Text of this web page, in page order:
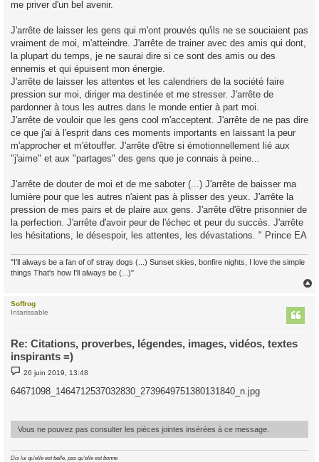
me priver d'un bel avenir.
J'arrête de laisser les gens qui m'ont prouvés qu'ils ne se souciaient pas
vraiment de moi, m'atteindre. J'arrête de trainer avec des amis qui dont,
la plupart du temps, je ne saurai dire si ce sont des amis ou des
ennemis et qui épuisent mon énergie.
J'arrête de laisser les attentes et les calendriers de la société faire
pression sur moi, diriger ma destinée et me stresser. J'arrête de
pardonner à tous les autres dans le monde entier à part moi.
J'arrête de vouloir que les gens cool m'acceptent. J'arrête de ne pas dire
ce que j'ai à l'esprit dans ces moments importants en laissant la peur
m'approcher et m'étouffer. J'arrête d'être si émotionnellement lié aux
"j'aime" et aux "partages" des gens que je connais à peine...
J'arrête de douter de moi et de me saboter (...) J'arrête de baisser ma
lumière pour que les autres n'aient pas à plisser des yeux. J'arrête la
pression de mes pairs et de plaire aux gens. J'arrête d'être prisonnier de
la perfection. J'arrête d'avoir peur de l'échec et peur du succès. J'arrête
les hésitations, le désespoir, les attentes, les dévastations. " Prince EA
"I'll always be a fan of ol' stray dogs (...) Sunset skies, bonfire nights, I love the simple
things That's how I'll always be (...)"
Soffrog
Intarissable
Re: Citations, proverbes, légendes, images, vidéos, textes
inspirants =)
M
e
s
s
e
26 juin 2019, 13:48
64671098_1464712537032830_2739649751380131840_n.jpg
Vous ne pouvez pas consulter les pièces jointes insérées à ce message.
Dis lui qu'elle est belle, pas qu'elle est bonne